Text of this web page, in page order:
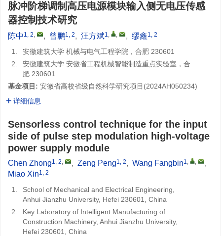
脉冲阶梯调制高压电源模块输入侧无电压传感
器控制技术研究
陈中 1, 2, , 曾鹏1, 2, 汪方斌1, , , 缪鑫1, 2
1.
安徽建筑大学 机械与电气工程学院，合肥 230601
2.
安徽建筑大学 安徽省工程机械智能制造重点实验室，合
肥 230601
基金项目: 安徽省高校省级自然科学研究项目(2024AH050234)
详细信息
Sensorless control technique for the input
side of pulse step modulation high-voltage
power supply module
Chen Zhong1, 2, , Zeng Peng1, 2, Wang Fangbin1, ,
,
Miao Xin1, 2
1.
School of Mechanical and Electrical Engineering,
Anhui Jianzhu University, Hefei 230601, China
2.
Key Laboratory of Intelligent Manufacturing of
Construction Machinery, Anhui Jianzhu University,
Hefei 230601, China